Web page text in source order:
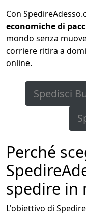
Con
economiche di
mondo senza
corriere ritira a
online.
Spedisci
Perché
spedire in
L'obiettivo di